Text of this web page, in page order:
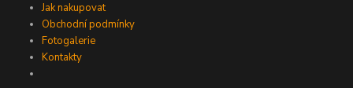
Jak nakupovat
Obchodní podmínky
Fotogalerie
Kontakty